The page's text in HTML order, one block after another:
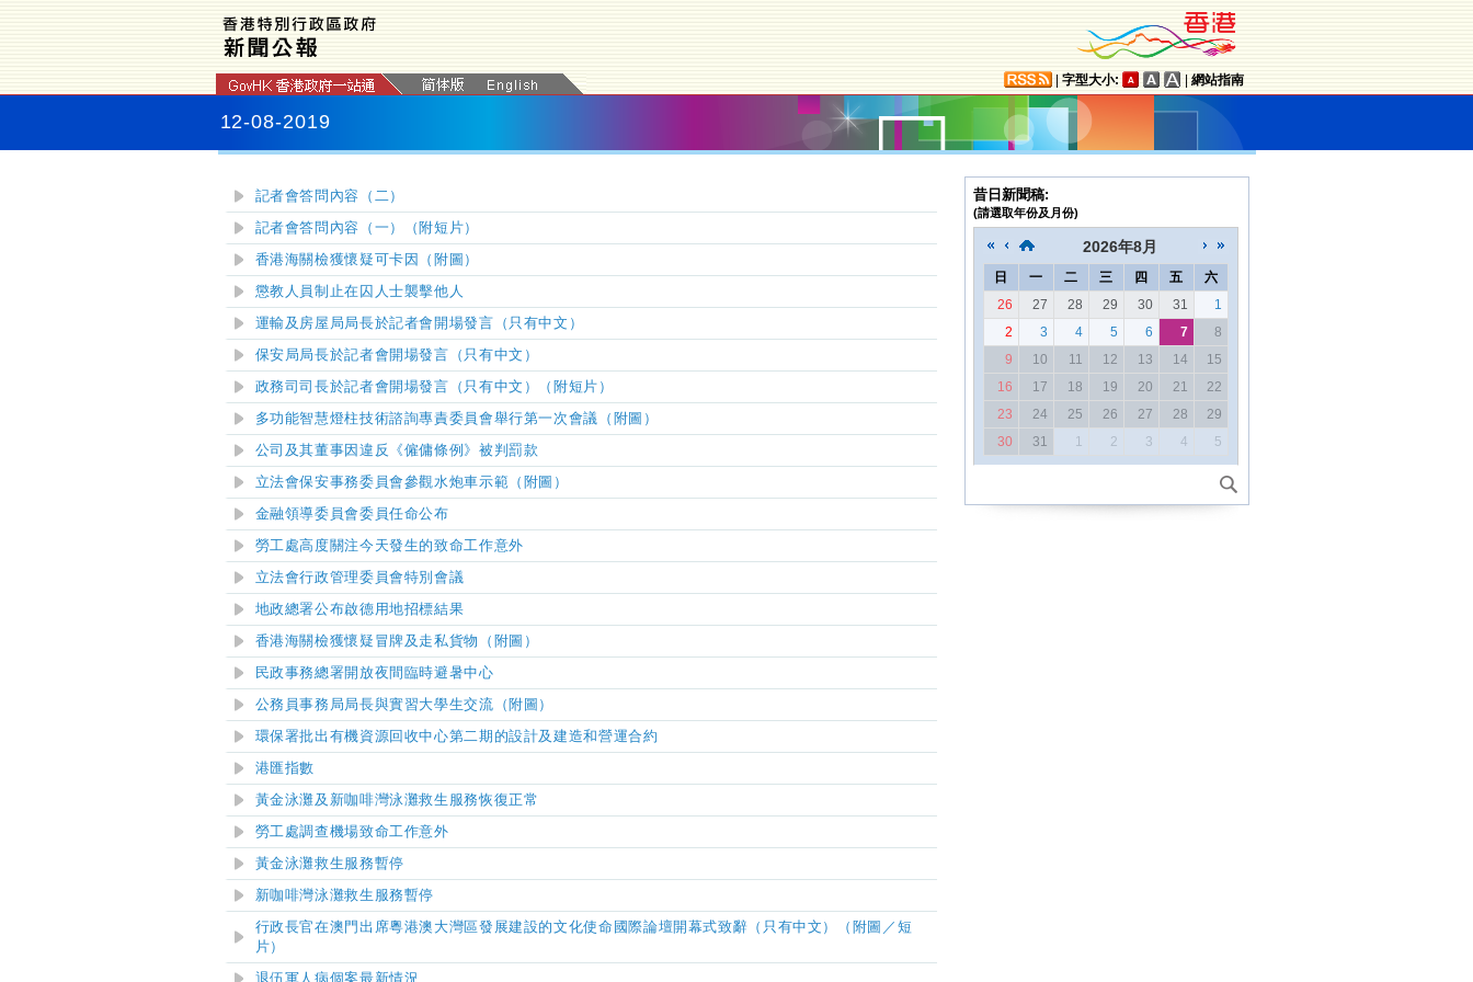
字型大小: 網站指南
12-08-2019
記者會答問內容（二）
記者會答問內容（一）（附短片）
香港海關檢獲懷疑可卡因（附圖）
懲教人員制止在囚人士襲擊他人
運輸及房屋局局長於記者會開場發言（只有中文）
保安局局長於記者會開場發言（只有中文）
政務司司長於記者會開場發言（只有中文）（附短片）
多功能智慧燈柱技術諮詢專責委員會舉行第一次會議（附圖）
公司及其董事因違反《僱傭條例》被判罰款
立法會保安事務委員會參觀水炮車示範（附圖）
金融領導委員會委員任命公布
勞工處高度關注今天發生的致命工作意外
立法會行政管理委員會特別會議
地政總署公布啟德用地招標結果
香港海關檢獲懷疑冒牌及走私貨物（附圖）
民政事務總署開放夜間臨時避暑中心
公務員事務局局長與實習大學生交流（附圖）
環保署批出有機資源回收中心第二期的設計及建造和營運合約
港匯指數
黃金泳灘及新咖啡灣泳灘救生服務恢復正常
勞工處調查機場致命工作意外
黃金泳灘救生服務暫停
新咖啡灣泳灘救生服務暫停
行政長官在澳門出席粵港澳大灣區發展建設的文化使命國際論壇開幕式致辭（只有中文）（附圖／短
片）
退伍軍人病個案最新情況
昔日新聞稿:
(請選取年份及月份)
2026年8月
日 一 二 三 四 五
六
26
27 28 29 30 31
1
2
3 4 5 6 7
8
9
10 11 12 13 14
15
16
17 18 19 20 21
22
23
24 25 26 27 28
29
30
31 1 2 3 4 5